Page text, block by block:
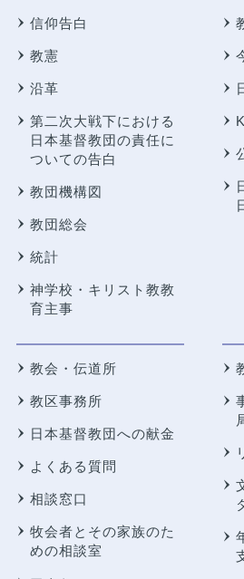
信仰告白
教憲
沿革
第二次大戦下における
日本基督教団の責任に
ついての告白
教団機構図
教団総会
統計
神学校・キリスト教教
育主事
教会・伝道所
教区事務所
日本基督教団への献金
よくある質問
相談窓口
牧会者とその家族のた
めの相談室